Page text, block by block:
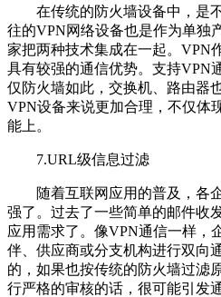
在传统的防火墙设备中，是不
往的VPN网络设备也是作为单独
家把两种技术集成在一起。VPN
具有较强的通信优势。支持VPN
仅防火墙如此，交换机、路由器
VPN设备来说更加合理，不仅体
能上。
7.URL级信息过滤
随着互联网应用的普及，各企
强了。过去了一些简单的邮件收
应用需求了。像VPN通信一样，
伴、供应商或分支机构进行双向
的，如果也按传统的防火墙过滤
行严格的审核的话，很可能引发